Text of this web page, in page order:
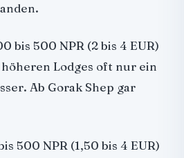
bis 500 NPR (2 bis 4 EUR)
Lodges oft nur ein
Ab Gorak Shep gar
500 NPR (1,50 bis 4 EUR)